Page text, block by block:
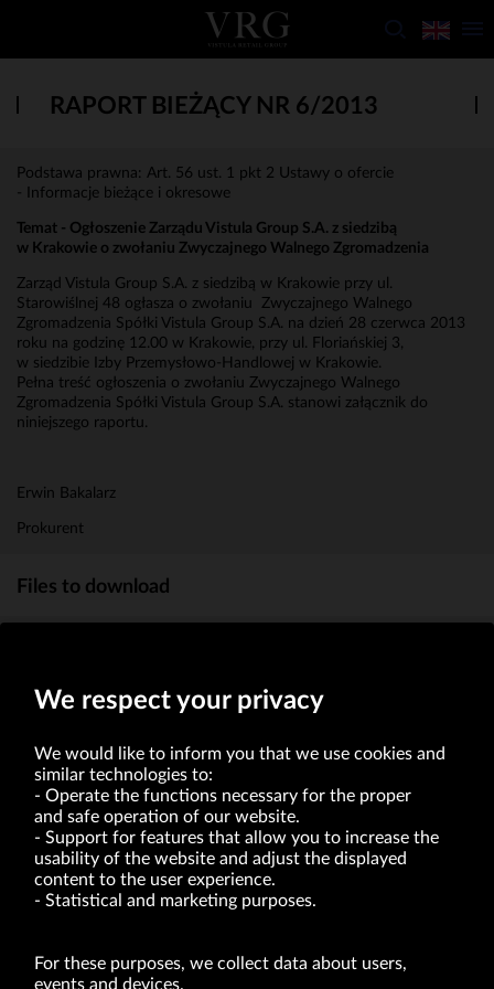
RAPORT BIEŻĄCY NR 6/2013
Podstawa prawna: Art. 56 ust. 1 pkt 2 Ustawy o ofercie
- Informacje bieżące i okresowe
Temat - Ogłoszenie Zarządu Vistula Group S.A. z siedzibą
w Krakowie o zwołaniu Zwyczajnego Walnego Zgromadzenia
Zarząd Vistula Group S.A. z siedzibą w Krakowie przy ul.
Starowiślnej 48 ogłasza o zwołaniu Zwyczajnego Walnego
Zgromadzenia Spółki Vistula Group S.A. na dzień 28 czerwca 2013
roku na godzinę 12.00 w Krakowie, przy ul. Floriańskiej 3,
w siedzibie Izby Przemysłowo-Handlowej w Krakowie.
Pełna treść ogłoszenia o zwołaniu Zwyczajnego Walnego
Zgromadzenia Spółki Vistula Group S.A. stanowi załącznik do
niniejszego raportu.
Erwin Bakalarz
Prokurent
Files to download
VRG S.A. | 10 Pilotów Street | 31-462 Kraków
Tax Identification Number: 675-000-03-61
District Court for Kraków-Śródmieście in Kraków
XI Economic Department of the National Court Register number 0000047082
of act of 8.03.2013 on combating excessive late payment in commercial transactions
(Journal of Laws of 2019, item 118 as amended).
We respect your privacy
We would like to inform you that we use cookies and
similar technologies to:
Operate the functions necessary for the proper
and safe operation of our website.
Support for features that allow you to increase the
usability of the website and adjust the displayed
content to the user experience.
Statistical and marketing purposes.
For these purposes, we collect data about users,
events and devices.